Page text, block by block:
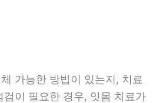
가능한 방법이 있는지, 치료
이 필요한 경우, 잇몸 치료가